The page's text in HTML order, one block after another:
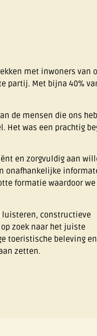
met inwoners van
partij. Met bijna 40%
de mensen die ons
Het was een prachtig
en zorgvuldig aan
onafhankelijke
formatie waardoor we
luisteren, constructieve
zoek naar het juiste
toeristische beleving
zetten.